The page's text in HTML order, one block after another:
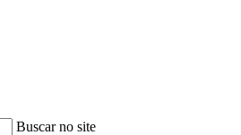
Buscar no site